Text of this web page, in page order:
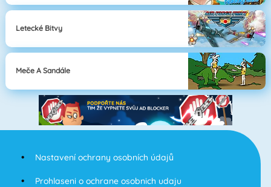
Letecké Bitvy
Meče A Sandále
Nastavení ochrany osobních údajů
Prohlaseni o ochrane osobnich udaju